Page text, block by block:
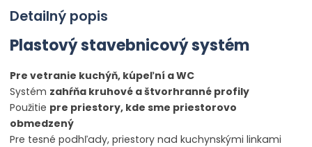
Detailný popis
Plastový stavebnicový systém
Pre vetranie kuchýň, kúpeľní a WC
Systém zahŕňa kruhové a štvorhranné profily
Použitie pre priestory, kde sme priestorovo
obmedzený
Pre tesné podhľady, priestory nad kuchynskými linkami